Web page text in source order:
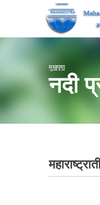
मुखपृष्ठ
नदी